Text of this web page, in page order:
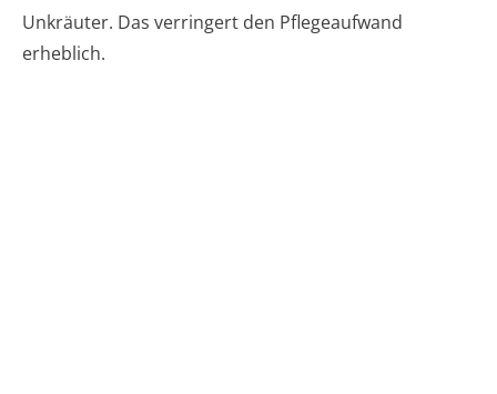
Unkräuter. Das verringert den Pflegeaufwand
erheblich.